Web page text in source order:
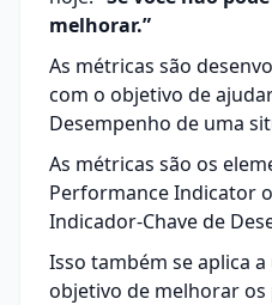
melhorar.”
As métricas são
com o objetivo de
Desempenho de uma
As métricas são os
Performance Indicator
Indicador-Chave de
Isso também se aplica
objetivo de melhorar